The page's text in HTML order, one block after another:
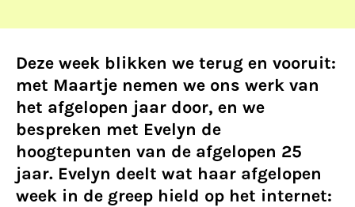
Deze week blikken we terug en vooruit:
met Maartje nemen we ons werk van
het afgelopen jaar door, en we
bespreken met Evelyn de
hoogtepunten van de afgelopen 25
jaar. Evelyn deelt wat haar afgelopen
week in de greep hield op het internet: